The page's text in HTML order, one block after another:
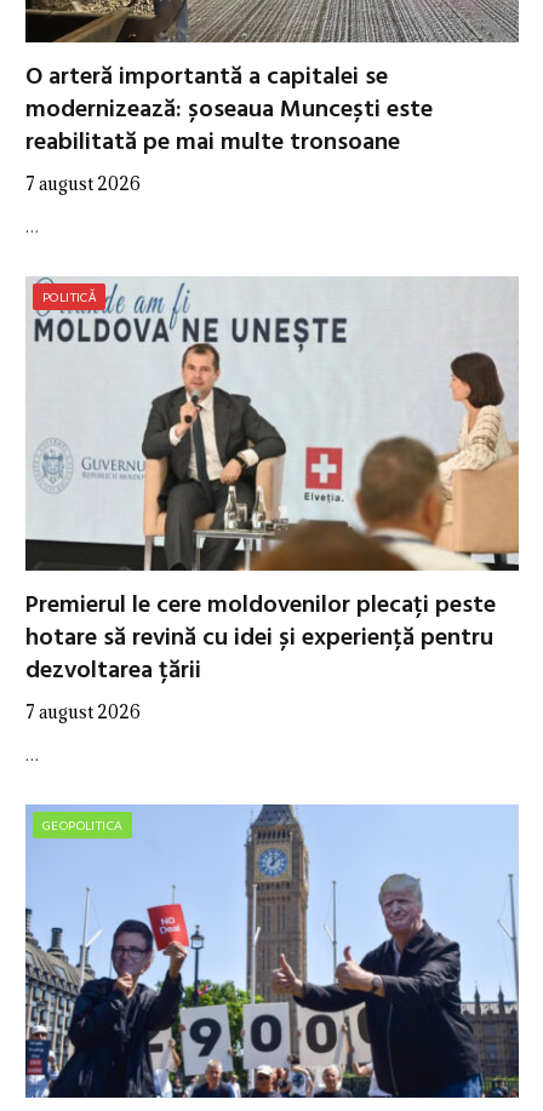
O arteră importantă a capitalei se
modernizează: șoseaua Muncești este
reabilitată pe mai multe tronsoane
7 august 2026
…
POLITICĂ
Premierul le cere moldovenilor plecați peste
hotare să revină cu idei și experiență pentru
dezvoltarea țării
7 august 2026
…
GEOPOLITICA